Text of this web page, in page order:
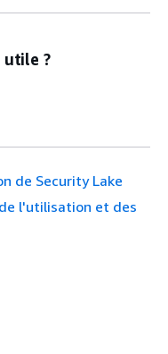
utile ?
de Security Lake
l'utilisation et des